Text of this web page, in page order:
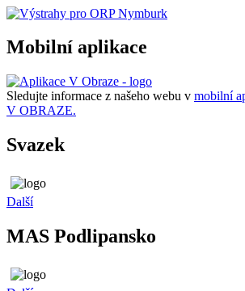
Mobilní aplikace
Sledujte informace z našeho webu v mobilní
V OBRAZE.
Svazek
Další
MAS Podlipansko